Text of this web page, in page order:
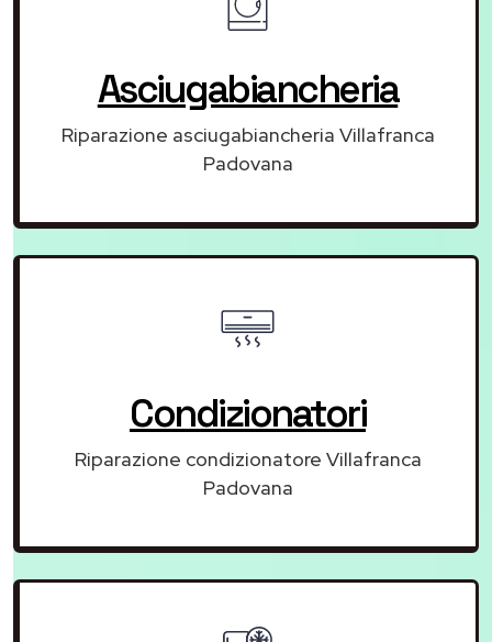
Asciugabiancheria
Riparazione asciugabiancheria Villafranca
Padovana
Condizionatori
Riparazione condizionatore Villafranca
Padovana